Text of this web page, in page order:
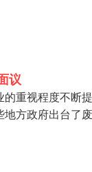
议
重视程度不断
方政府出台了